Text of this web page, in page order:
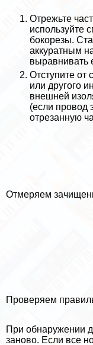
Отрежьте
используйте
бокорезы.
аккуратным
выравнивать
Отступите от
или другого
внешней
(если провод
отрезанную
Отмеряем
Проверяем
При обнаружении
заново. Если все